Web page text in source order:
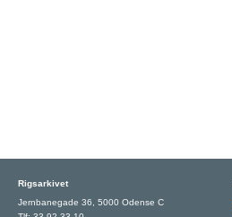
Rigsarkivet
Jernbanegade 36, 5000 Odense C